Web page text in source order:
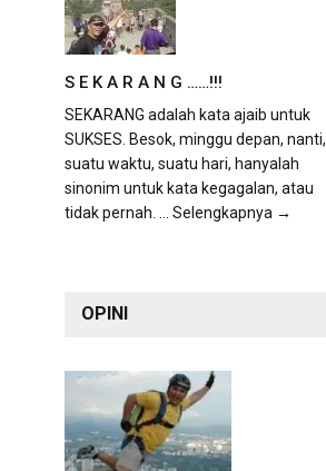
S E K A R A N G ……!!!
SEKARANG adalah kata ajaib untuk
SUKSES. Besok, minggu depan, nanti,
suatu waktu, suatu hari, hanyalah
sinonim untuk kata kegagalan, atau
tidak pernah. ... Selengkapnya →
OPINI